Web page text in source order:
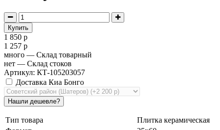
1 850 р
1 257 р
много — Склад товарный
нет — Склад стоков
Артикул: КТ-105203057
Доставка Киа Бонго
Тип товара
Плитка керамическая